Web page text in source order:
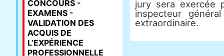
jury sera exercée
inspecteur
extraordinaire.
CONCOURS -
EXAMENS -
VALIDATION DES
ACQUIS DE
L’EXPÉRIENCE
PROFESSIONNELLE